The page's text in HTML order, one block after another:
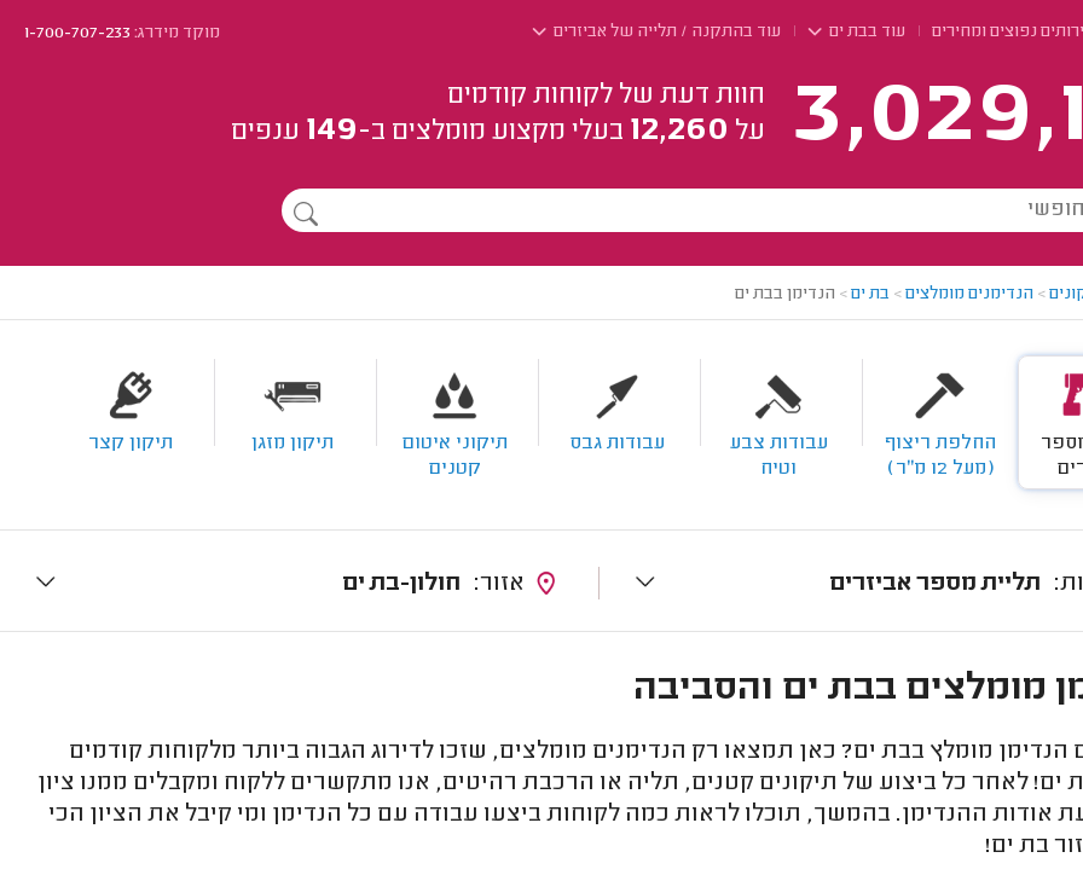
נפוצים ומחירים עוד בבת ים עוד בהתקנה / תלייה של אביזרים מוקד מידרג:1-700-707-233
חוות דעת של לקוחות קודמים
על 12,260 בעלי מקצוע מומלצים ב-149 ענפים
> הנדימנים מומלצים> בת ים> הנדימן בבת ים
החלפת ריצוף
(מעל 12 מ"ר)
עבודות צבע
וטיח
עבודות גבס
תיקוני איטום
קטנים
תיקון מזגן תיקון קצר
תליית מספר אביזרים חולון-בת ים
מומלצים בבת ים והסביבה
מומלץ בבת ים? כאן תמצאו רק הנדימנים מומלצים, שזכו לדירוג הגבוה ביותר מלקוחות קודמים
ים! לאחר כל ביצוע של תיקונים קטנים, תליה או הרכבת רהיטים, אנו מתקשרים ללקוח ומקבלים ממנו ציון
אודות ההנדימן. בהמשך, תוכלו לראות כמה לקוחות ביצעו עבודה עם כל הנדימן ומי קיבל את הציון הכי
בת ים!